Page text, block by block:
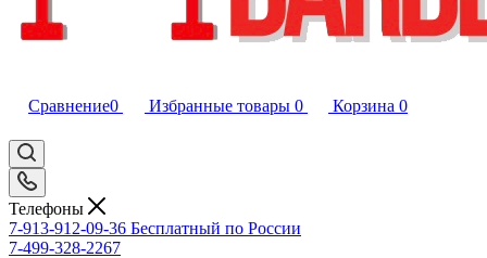
Сравнение0 Избранные товары 0 Корзина 0
Телефоны
7-913-912-09-36 Бесплатный по России
7-499-328-2267